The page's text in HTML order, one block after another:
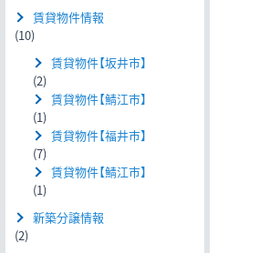
賃貸物件情報
(10)
賃貸物件【坂井市】
(2)
賃貸物件【鯖江市】
(1)
賃貸物件【福井市】
(7)
賃貸物件【鯖江市】
(1)
新築分譲情報
(2)